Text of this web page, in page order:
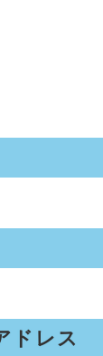
ドレス